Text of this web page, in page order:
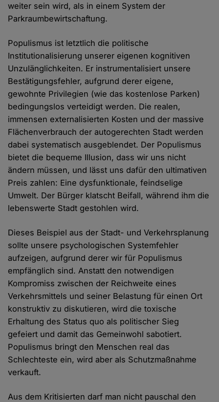
weiter sein wird, als in einem System der
Parkraumbewirtschaftung.
Populismus ist letztlich die politische
Institutionalisierung unserer eigenen kognitiven
Unzulänglichkeiten. Er instrumentalisiert unsere
Bestätigungsfehler, aufgrund derer eigene,
gewohnte Privilegien (wie das kostenlose Parken)
bedingungslos verteidigt werden. Die realen,
immensen externalisierten Kosten und der massive
Flächenverbrauch der autogerechten Stadt werden
dabei systematisch ausgeblendet. Der Populismus
bietet die bequeme Illusion, dass wir uns nicht
ändern müssen, und lässt uns dafür den ultimativen
Preis zahlen: Eine dysfunktionale, feindselige
Umwelt. Der Bürger klatscht Beifall, während ihm die
lebenswerte Stadt gestohlen wird.
Dieses Beispiel aus der Stadt- und Verkehrsplanung
sollte unsere psychologischen Systemfehler
aufzeigen, aufgrund derer wir für Populismus
empfänglich sind. Anstatt den notwendigen
Kompromiss zwischen der Reichweite eines
Verkehrsmittels und seiner Belastung für einen Ort
konstruktiv zu diskutieren, wird die toxische
Erhaltung des Status quo als politischer Sieg
gefeiert und damit das Gemeinwohl sabotiert.
Populismus bringt den Menschen real das
Schlechteste ein, wird aber als Schutzmaßnahme
verkauft.
Aus dem Kritisierten darf man nicht pauschal den